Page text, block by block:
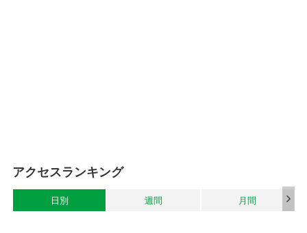
アクセスランキング
日別 週間 月間